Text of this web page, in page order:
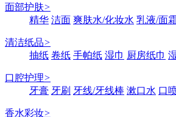
面部护肤>
精华 洁面 爽肤水/化妆水 乳液/面
清洁纸品>
抽纸 卷纸 手帕纸 湿巾 厨房纸巾
口腔护理>
牙膏 牙刷 牙线/牙线棒 漱口水 口
香水彩妆>